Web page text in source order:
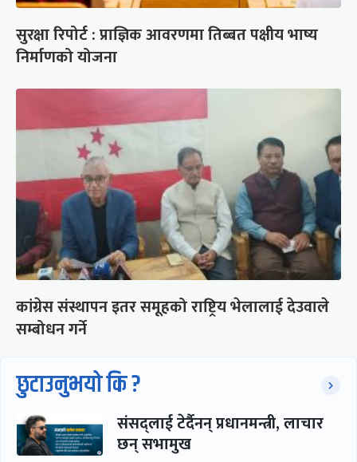
सुरक्षा रिपोर्ट : प्राज्ञिक आवरणमा तिब्बत पक्षीय भाष्य
निर्माणको योजना
कांग्रेस संस्थापन इतर समूहको राष्ट्रिय भेलालाई देउवाले
सम्बोधन गर्ने
छुटाउनुभयो कि ?
संसद्लाई टेर्दैनन् प्रधानमन्त्री, लाचार
छन् सभामुख